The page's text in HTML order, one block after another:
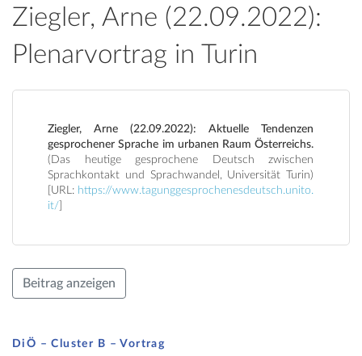
Ziegler, Arne (22.09.2022):
Plenarvortrag in Turin
Ziegler, Arne (22.09.2022): Aktuelle Tendenzen
gesprochener Sprache im urbanen Raum Österreichs.
(Das heutige gesprochene Deutsch zwischen
Sprachkontakt und Sprachwandel, Universität Turin)
[URL: https://www.tagunggesprochenesdeutsch.unito.
it/
Beitrag anzeigen
DiÖ – Cluster B – Vortrag